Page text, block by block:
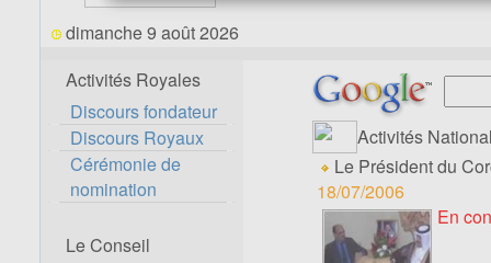
dimanche 9 août 2026
Activités Royales
Discours fondateur
Discours Royaux
Cérémonie de
nomination
Le Conseil
Activités
Le Président du
18/07/2006
En